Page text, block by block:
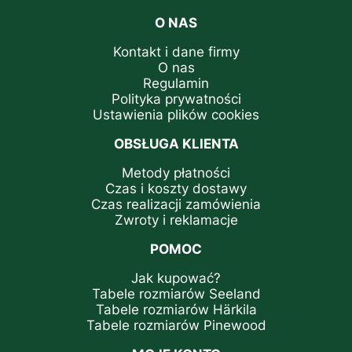
O NAS
Kontakt i dane firmy
O nas
Regulamin
Polityka prywatności
Ustawienia plików cookies
OBSŁUGA KLIENTA
Metody płatności
Czas i koszty dostawy
Czas realizacji zamówienia
Zwroty i reklamacje
POMOC
Jak kupować?
Tabele rozmiarów Seeland
Tabele rozmiarów Härkila
Tabele rozmiarów Pinewood